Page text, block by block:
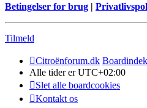
Betingelser for brug |
Tilmeld
Citroënforum.dk
Alle tider erUTC+02:00
Slet alle boardcookies
Kontakt os